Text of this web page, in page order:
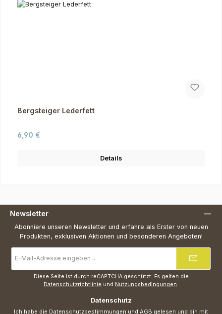
Bergsteiger Lederfett
Regulärer Preis:
6,90 €
Details
Newsletter
Abonniere unseren Newsletter und erfahre als Erster von neuen
Produkten, exklusiven Aktionen und besonderen Angeboten!
Mail-
Adresse
Diese Seite ist durch reCAPTCHA geschützt. Es gelten die
Datenschutzrichtlinie und Nutzungsbedingungen.
Datenschutz
Ich habe die Datenschutzbestimmungen und AGB gelesen und bin mit